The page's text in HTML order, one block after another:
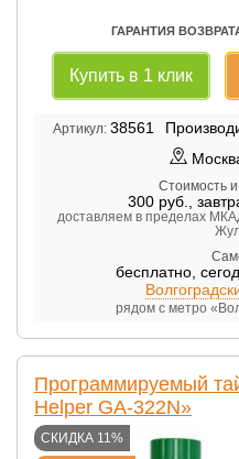
ГАРАНТИЯ
Купить в 1 клик
Артикул: 38561
Стоимость и
300руб.
доставляем в пределах
бесплатно,
рядом с метро
Программируемый
Helper GA-322N»
СКИДКА 11%